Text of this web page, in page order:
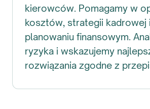
kierowców. Pomagamy w
kosztów, strategii kadrowej
planowaniu finansowym.
ryzyka i wskazujemy
rozwiązania zgodne z